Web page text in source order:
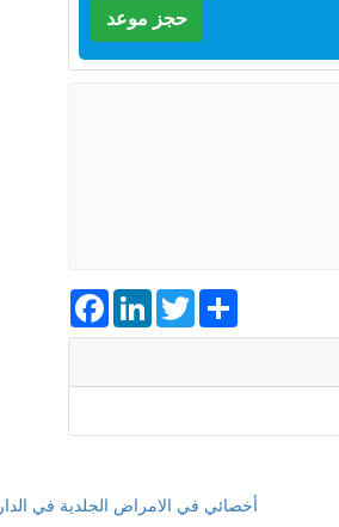
حجز موعد
FacebookLinkedInTwitterShare
أخصائي في الامراض الجلدية في الدار